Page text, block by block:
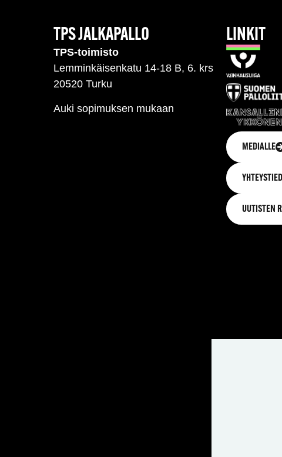
TPS JALKAPALLO
TPS-toimisto
Lemminkäisenkatu 14-18 B, 6. krs
20520 Turku
Auki sopimuksen mukaan
LINKIT
MEDIALLE
UUTISTEN